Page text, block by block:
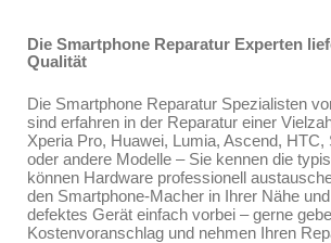
Die Smartphone Reparatur Experten
Qualität
Die Smartphone Reparatur Spezialisten
sind erfahren in der Reparatur einer
Xperia Pro, Huawei, Lumia, Ascend,
oder andere Modelle – Sie kennen die
können Hardware professionell
den Smartphone-Macher in Ihrer Nähe
defektes Gerät einfach vorbei – gerne
Kostenvoranschlag und nehmen Ihren